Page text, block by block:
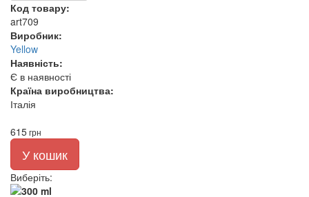
Код товару:
art709
Виробник:
Yellow
Наявність:
Є в наявності
Країна виробництва:
Італія
615грн
У кошик
Виберіть: